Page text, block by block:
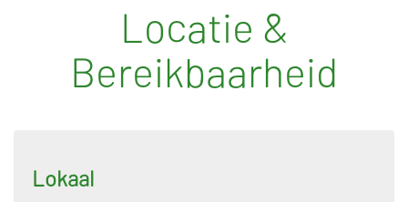
Locatie &
Bereikbaarheid
Lokaal